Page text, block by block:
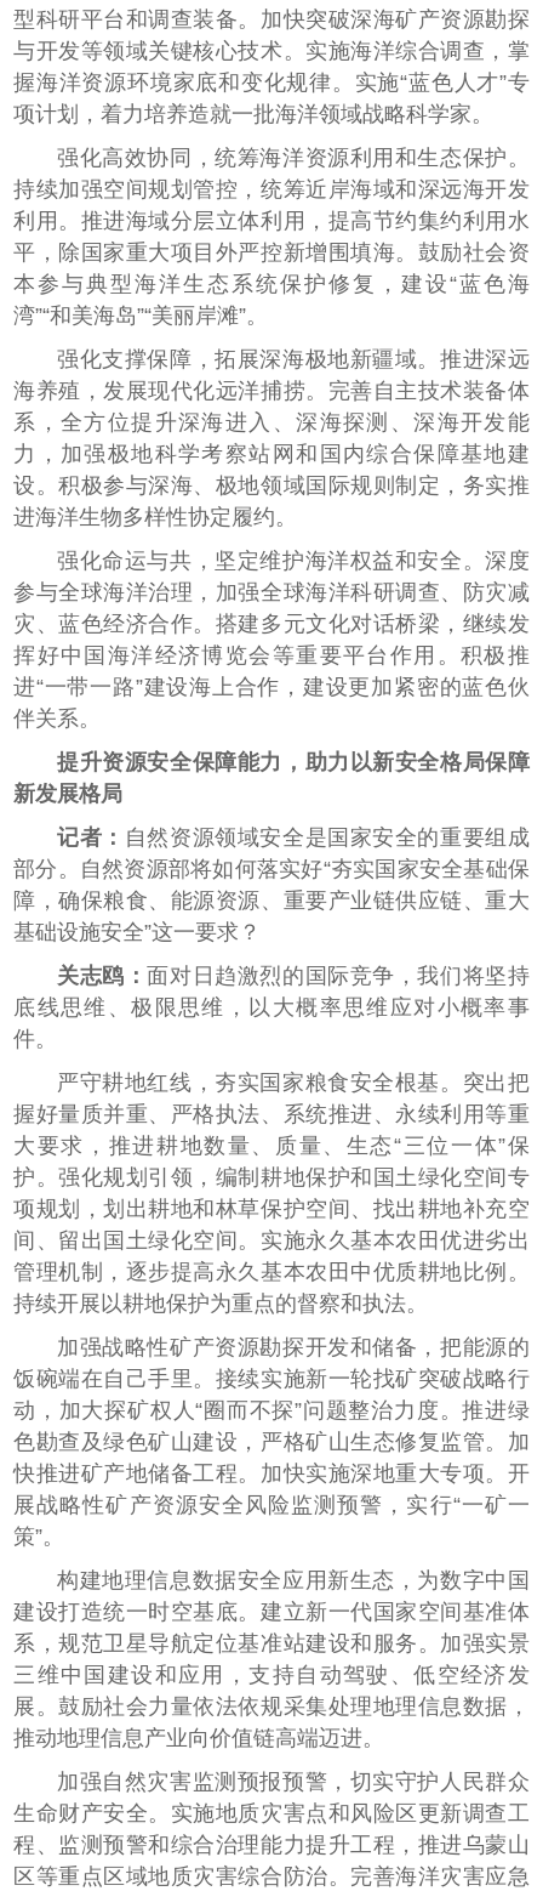
型科研平台和调查装备。加快突破深海矿产资源勘探
与开发等领域关键核心技术。实施海洋综合调查，掌
握海洋资源环境家底和变化规律。实施“蓝色人才”专
项计划，着力培养造就一批海洋领域战略科学家。
强化高效协同，统筹海洋资源利用和生态保护。
持续加强空间规划管控，统筹近岸海域和深远海开发
利用。推进海域分层立体利用，提高节约集约利用水
平，除国家重大项目外严控新增围填海。鼓励社会资
本参与典型海洋生态系统保护修复，建设“蓝色海
湾”“和美海岛”“美丽岸滩”。
强化支撑保障，拓展深海极地新疆域。推进深远
海养殖，发展现代化远洋捕捞。完善自主技术装备体
系，全方位提升深海进入、深海探测、深海开发能
力，加强极地科学考察站网和国内综合保障基地建
设。积极参与深海、极地领域国际规则制定，务实推
进海洋生物多样性协定履约。
强化命运与共，坚定维护海洋权益和安全。深度
参与全球海洋治理，加强全球海洋科研调查、防灾减
灾、蓝色经济合作。搭建多元文化对话桥梁，继续发
挥好中国海洋经济博览会等重要平台作用。积极推
进“一带一路”建设海上合作，建设更加紧密的蓝色伙
伴关系。
提升资源安全保障能力，助力以新安全格局保障
新发展格局
记者： 自然资源领域安全是国家安全的重要组成
部分。自然资源部将如何落实好“夯实国家安全基础保
障，确保粮食、能源资源、重要产业链供应链、重大
基础设施安全”这一要求？
关志鸥： 面对日趋激烈的国际竞争，我们将坚持
底线思维、极限思维，以大概率思维应对小概率事
件。
严守耕地红线，夯实国家粮食安全根基。突出把
握好量质并重、严格执法、系统推进、永续利用等重
大要求，推进耕地数量、质量、生态“三位一体”保
护。强化规划引领，编制耕地保护和国土绿化空间专
项规划，划出耕地和林草保护空间、找出耕地补充空
间、留出国土绿化空间。实施永久基本农田优进劣出
管理机制，逐步提高永久基本农田中优质耕地比例。
持续开展以耕地保护为重点的督察和执法。
加强战略性矿产资源勘探开发和储备，把能源的
饭碗端在自己手里。接续实施新一轮找矿突破战略行
动，加大探矿权人“圈而不探”问题整治力度。推进绿
色勘查及绿色矿山建设，严格矿山生态修复监管。加
快推进矿产地储备工程。加快实施深地重大专项。开
展战略性矿产资源安全风险监测预警，实行“一矿一
策”。
构建地理信息数据安全应用新生态，为数字中国
建设打造统一时空基底。建立新一代国家空间基准体
系，规范卫星导航定位基准站建设和服务。加强实景
三维中国建设和应用，支持自动驾驶、低空经济发
展。鼓励社会力量依法依规采集处理地理信息数据，
推动地理信息产业向价值链高端迈进。
加强自然灾害监测预报预警，切实守护人民群众
生命财产安全。实施地质灾害点和风险区更新调查工
程、监测预警和综合治理能力提升工程，推进乌蒙山
区等重点区域地质灾害综合防治。完善海洋灾害应急